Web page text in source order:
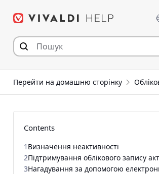
Перейти на домашню сторінку
Contents
1 Визначення неактивності
2Підтримування облікового запису
3Нагадування за допомогою